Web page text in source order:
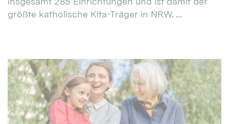
größte katholische Kita-Träger in NRW. ...